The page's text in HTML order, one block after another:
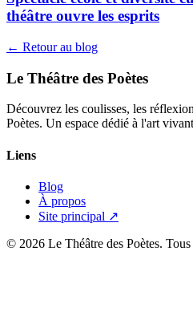
théâtre ouvre les esprits
← Retour au blog
Le Théâtre des Poètes
Découvrez les coulisses, les
Poètes. Un espace dédié à l'art
Liens
Blog
À propos
Site principal ↗
© 2026 Le Théâtre des Poètes. Tous